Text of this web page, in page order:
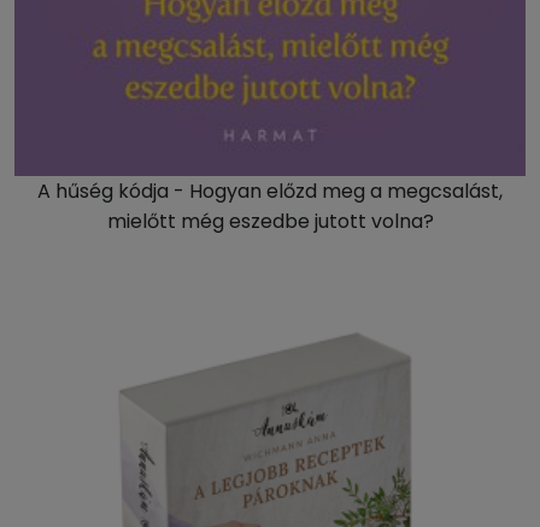
A hűség kódja - Hogyan előzd meg a megcsalást,
mielőtt még eszedbe jutott volna?